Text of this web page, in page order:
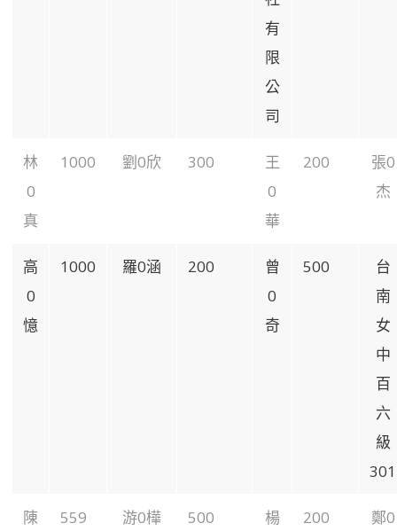
有
限
公
司
林
0
真
1000 劉0欣 300
王
0
華
200
張0
杰
高
0
憶
1000 羅0涵 200
曾
0
奇
500
台
南
女
中
百
六
級
301
陳
559 游0樺 500
楊
200
鄭0